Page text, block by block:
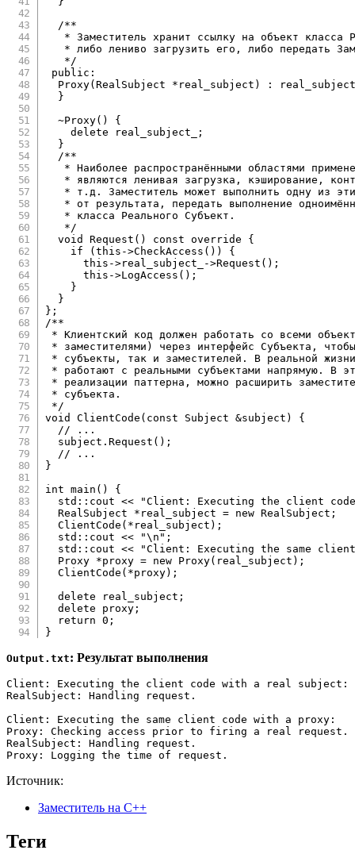
/**
* Заместитель хранит ссылку на объект класса
* либо лениво загрузить его, либо передать
   */
public :
Proxy(RealSubject * real_subject ) :
}
~Proxy( )
{
delete real_subject_
;
}
/**
* Наиболее распространёнными областями
* являются ленивая загрузка, кэширование,
* т.д. Заместитель может выполнить одну из
* от результата, передать выполнение
   * класса Реального Субъект.
   */
void
Request ( ) const override
{
if
(this ->CheckAccess ( ) )
{
this ->real_subject_ ->Request ( ) ;
this ->LogAccess ( ) ;
}
}
} ;
/**
* Клиентский код должен работать со всеми
* заместителями) через интерфейс Субъекта,
* субъекты, так и заместителей. В реальной
* работают с реальными субъектами напрямую. В
* реализации паттерна, можно расширить
* субъекта.
*/
void
ClientCode ( const Subject &subject )
{
// ...
  subject
.Request ( ) ;
// ...
}
int
main ( )
{
  std
:: cout <<
"Client: Executing the client
  RealSubject
* real_subject = new RealSubject ;
ClientCode ( * real_subject ) ;
  std
:: cout << "\n" ;
  std
:: cout <<
"Client: Executing the same
  Proxy
*proxy = new Proxy( real_subject ) ;
ClientCode ( *proxy) ;
delete real_subject ;
delete proxy ;
return
0 ;
}
Output.txt: Результат выполнения
Client: Executing the client code with a real subject:
RealSubject: Handling request.
Client: Executing the same client code with a proxy:
Proxy: Checking access prior to firing a real request.
RealSubject: Handling request.
Proxy: Logging the time of request.
Источник:
Заместитель на C++
Теги